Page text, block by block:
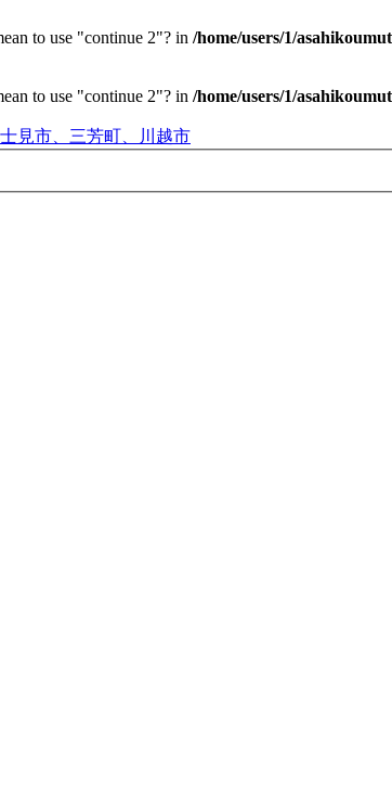
to use "continue 2"? in /home/users/1/
to use "continue 2"? in /home/users/1/